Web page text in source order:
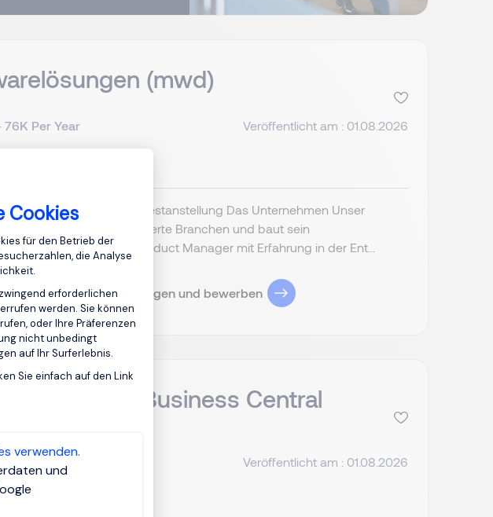
Cookies
Passen Sie Ihre Optionen an
für den Betrieb der
die Analyse
erforderlichen
werden. Sie können
oder Ihre Präferenzen
nicht unbedingt
auf Ihr Surferlebnis.
Sie einfach auf den Link
verwenden.
und
(mwd)
76K Per Year
Veröffentlicht am : 01.08.2026
| Remote | Festanstellung Das Unternehmen Unser
Datenlösungen für regulierte Branchen und baut sein
ein Product Owner / Product Manager mit Erfahrung in der Ent...
Job anzeigen und bewerben
365 Business Central
Veröffentlicht am : 01.08.2026